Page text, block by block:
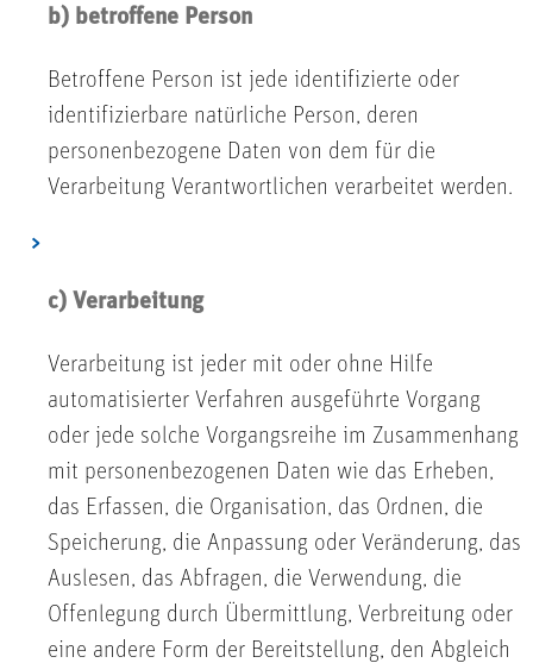
b) betroffene Person
Betroffene Person ist jede identifizierte oder
identifizierbare natürliche Person, deren
personenbezogene Daten von dem für die
Verarbeitung Verantwortlichen verarbeitet werden.
c) Verarbeitung
Verarbeitung ist jeder mit oder ohne Hilfe
automatisierter Verfahren ausgeführte Vorgang
oder jede solche Vorgangsreihe im Zusammenhang
mit personenbezogenen Daten wie das Erheben,
das Erfassen, die Organisation, das Ordnen, die
Speicherung, die Anpassung oder Veränderung, das
Auslesen, das Abfragen, die Verwendung, die
Offenlegung durch Übermittlung, Verbreitung oder
eine andere Form der Bereitstellung, den Abgleich